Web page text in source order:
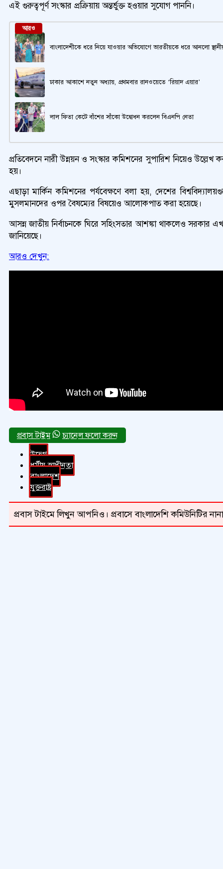
এই গুরুত্বপূর্ণ সংস্কার প্রক্রিয়ায় অন্তর্ভুক্ত হওয়ার সুযোগ পাননি।
আরও
বাংলাদেশীকে ধরে নিয়ে যাওয়ার অভিযোগে ভারতীয়কে ধরে আনলো
ঢাকার আকাশে নতুন অধ্যায়, প্রথমবার রানওয়েতে ‘রিয়াদ এয়ার’
লাল ফিতা কেটে বাঁশের সাঁকো উদ্বোধন করলেন বিএনপি নেতা
প্রতিবেদনে নারী উন্নয়ন ও সংস্কার কমিশনের সুপারিশ নিয়েও
হয়।
এছাড়া মার্কিন কমিশনের পর্যবেক্ষণে বলা হয়, দেশের
মুসলমানদের ওপর বৈষম্যের বিষয়েও আলোকপাত করা হয়েছে।
আসন্ন জাতীয় নির্বাচনকে ঘিরে সহিংসতার আশঙ্কা থাকলেও সরকার
জানিয়েছে।
আরও দেখুন:
চ্যানেল ফলো করুন
উদ্বেগ
ধর্মীয় স্বাধীনতা
বাংলাদেশ
যুক্তরাষ্ট্র
প্রবাস টাইমে লিখুন আপনিও। প্রবাসে বাংলাদেশি কমিউনিটির